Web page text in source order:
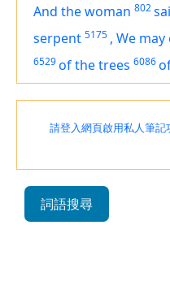
And the woman 802
serpent 5175 , We may
6529of the trees 6086
請登入網頁啟用私人筆記
詞語搜尋